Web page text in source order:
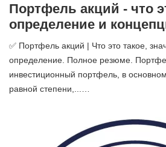
Портфель акций - что
определение и
✅ Портфель акций | Что это такое,
определение. Полное резюме.
инвестиционный портфель, в
равной степени,...…